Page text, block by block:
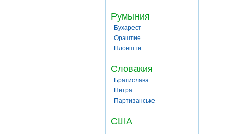
Румыния
Бухарест
Орэштие
Плоешти
Словакия
Братислава
Нитра
Партизанське
США